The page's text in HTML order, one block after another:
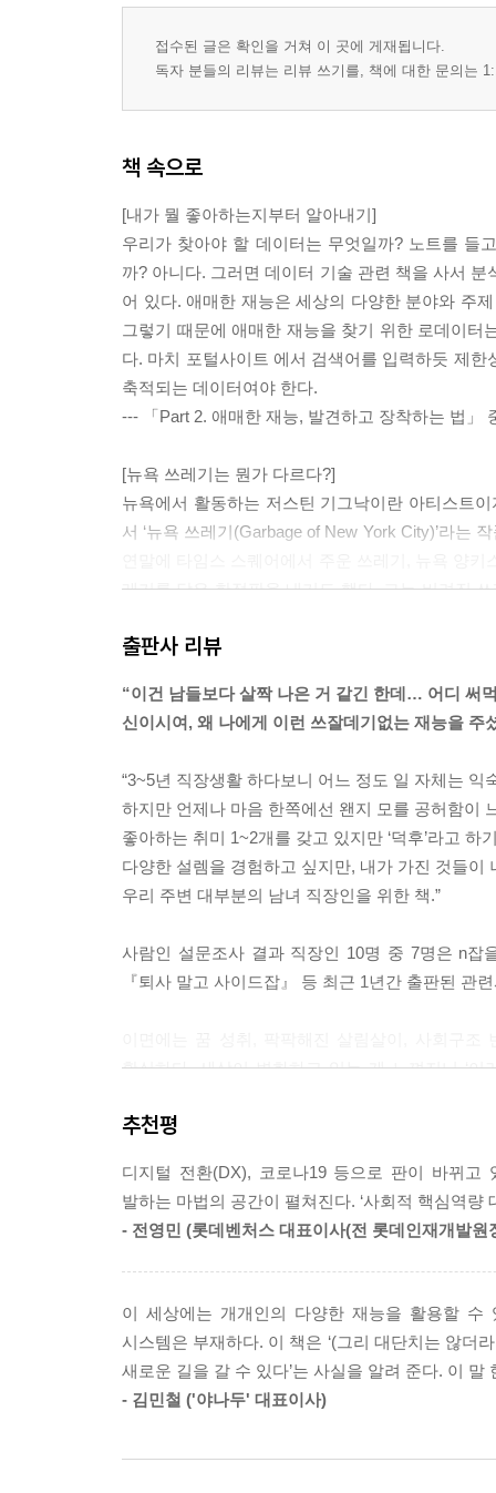
접수된 글은 확인을 거쳐 이 곳에 게재됩니다.
독자 분들의 리뷰는 리뷰 쓰기를, 책에 대한 문의는
책 속으로
[내가 뭘 좋아하는지부터 알아내기]
우리가 찾아야 할 데이터는 무엇일까? 노트를 들
까? 아니다. 그러면 데이터 기술 관련 책을 사서
어 있다. 애매한 재능은 세상의 다양한 분야와 주
그렇기 때문에 애매한 재능을 찾기 위한 로데이
다. 마치 포털사이트 에서 검색어를 입력하듯 제
축적되는 데이터여야 한다.
--- 「Part 2. 애매한 재능, 발견하고 장착하는 법」
[뉴욕 쓰레기는 뭔가 다르다?]
뉴욕에서 활동하는 저스틴 기그낙이란 아티스트
서 ‘뉴욕 쓰레기(Garbage of New York City)’라는
레기를 담은 한정판을 내기도 했다. 그는 버려진
--- 「Part 2. 애매한 재능, 발견하고 장착하는 법」
[제발 대충 하라]
대충 하는 것은 일을 시작하고 흐지부지하는 게 아
는다는 뜻이다. 즉, 대충 한다는 것은 무언가를 아
어보겠어!” 하고 두꺼운 책을 펼쳤다가 앞부분만
반쪽만 읽어보자.”라고 생각 하고 실천해나가는
미다. 그리고 대충 하는 것의 핵심은 힘을 빼는 것
--- 「Part 3. 각오 없이 시작하고, 노력 없이 유지하
[엥? 멀쩡한 카페를 누가 빌려줘?]
폐점하기로 마음 먹은 사람, 계약 기간이 남아 있
로 개발할 수도 있다. ‘1년 동안 카페 열 곳을 운
니, 디자이너가 1년 동안 카페 열 곳을 운영했다고
--- 「Part 4. 애매한 재능 증폭의 기술」 중에서
출판사 리뷰
“이건 남들보다 살짝 나은 거 같긴 한데… 어디 써
신이시여, 왜 나에게 이런 쓰잘데기없는 재능을 주
“3~5년 직장생활 하다보니 어느 정도 일 자체는 익
하지만 언제나 마음 한쪽에선 왠지 모를 공허함이
좋아하는 취미 1~2개를 갖고 있지만 ‘덕후’라고 하
다양한 설렘을 경험하고 싶지만, 내가 가진 것들이
우리 주변 대부분의 남녀 직장인을 위한 책.”
사람인 설문조사 결과 직장인 10명 중 7명은 n
『퇴사 말고 사이드잡』 등 최근 1년간 출판된 관
확실하다. 세상이 변화하고 있는 게 느껴지니 ‘
하찮은 것뿐이다.
애매한 재능이 핵심 역량으로 변화하는 과정
『애매한 재능이 무기가 되는 순간』의 저자 윤
먹는 능력/맛깔나게 먹는 능력’이 ‘Mukbang(먹방
쓸모없어 보이는 능력으로 지금 당장 만들 수 있는
경제적·정신적 자유!
추천평
디지털 전환(DX), 코로나19 등으로 판이 바뀌
발하는 마법의 공간이 펼쳐진다. ‘사회적 핵심역
- 전영민 (롯데벤처스 대표이사(전 롯데인재개발원
이 세상에는 개개인의 다양한 재능을 활용할
시스템은 부재하다. 이 책은 ‘(그리 대단치는 않더
새로운 길을 갈 수 있다’는 사실을 알려 준다. 이
- 김민철 ('야나두' 대표이사)